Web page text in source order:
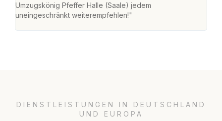
Umzugskönig Pfeffer Halle (Saale) jedem
uneingeschränkt weiterempfehlen!"
DIENSTLEISTUNGEN IN DEUTSCHLAND
UND EUROPA